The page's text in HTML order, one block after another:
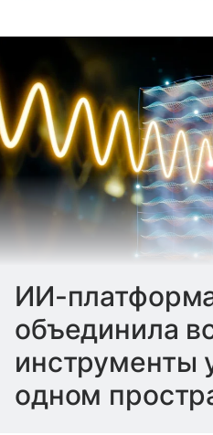
ИИ-
объединила
инструменты
одном